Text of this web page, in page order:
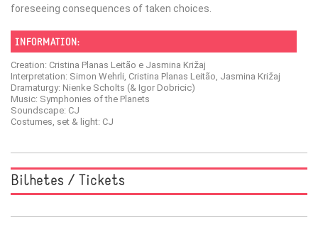
foreseeing consequences of taken choices.
INFORMATION:
Creation: Cristina Planas Leitão e Jasmina Križaj
Interpretation: Simon Wehrli, Cristina Planas Leitão, Jasmina Križaj
Dramaturgy: Nienke Scholts (& Igor Dobricic)
Music: Symphonies of the Planets
Soundscape: CJ
Costumes, set & light: CJ
Bilhetes / Tickets